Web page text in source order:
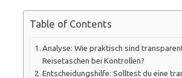
Table of Contents
Analyse: Wie praktisch sind
Reisetaschen bei Kontrollen?
Entscheidungshilfe: Solltest du eine